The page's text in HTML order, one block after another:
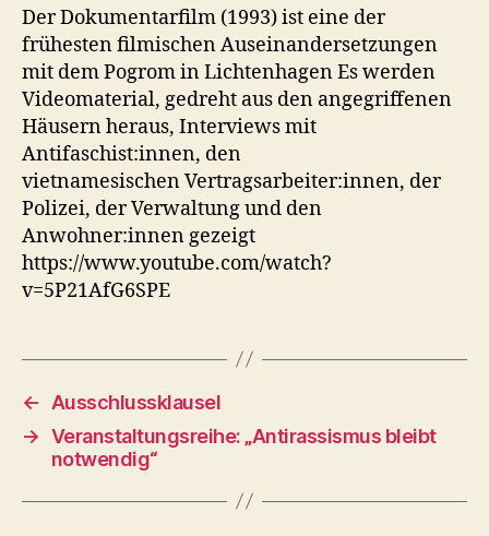
in
Rostock
Der Dokumentarfilm (1993) ist eine der
frühesten filmischen Auseinandersetzungen
mit dem Pogrom in Lichtenhagen Es werden
Videomaterial, gedreht aus den angegriffenen
Häusern heraus, Interviews mit
Antifaschist:innen, den
vietnamesischen Vertragsarbeiter:innen, der
Polizei, der Verwaltung und den
Anwohner:innen gezeigt
https://www.youtube.com/watch?
v=5P21AfG6SPE
←
Ausschlussklausel
→ Veranstaltungsreihe: „Antirassismus bleibt
notwendig“